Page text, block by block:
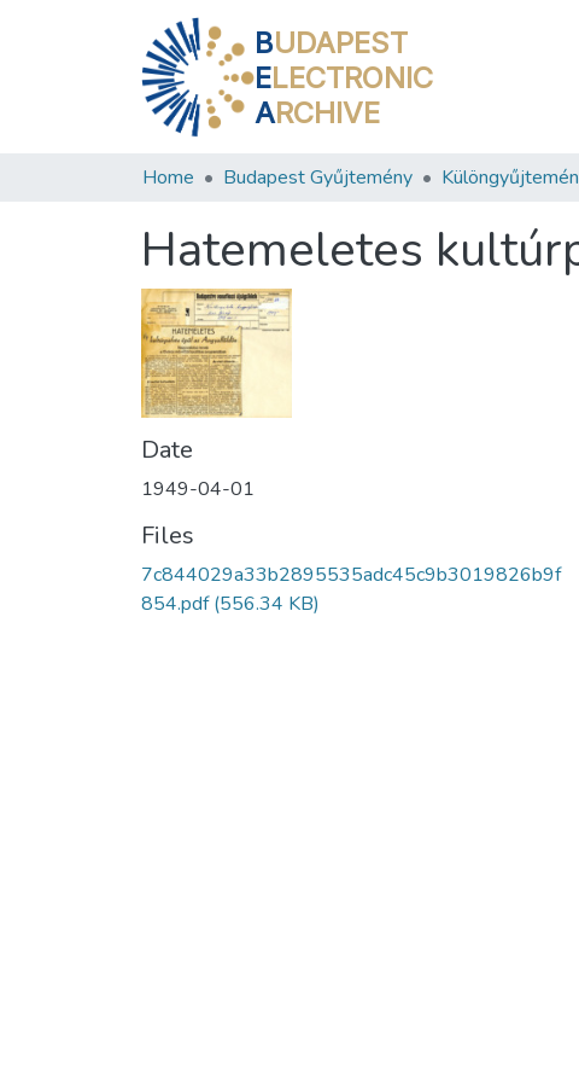
BUDAPEST
ELECTRONIC
ARCHIVE
Home Budapest Gyűjtemény
Hatemeletes
Date
1949-04-01
Files
7c844029a33b2895535adc45c9b3019826b9f
854.pdf(556.34 KB)